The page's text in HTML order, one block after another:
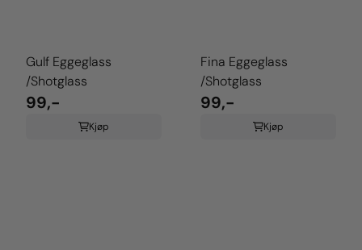
Gulf Eggeglass
/Shotglass
99,-
Kjøp
Fina Eggeglass
/Shotglass
99,-
Kjøp